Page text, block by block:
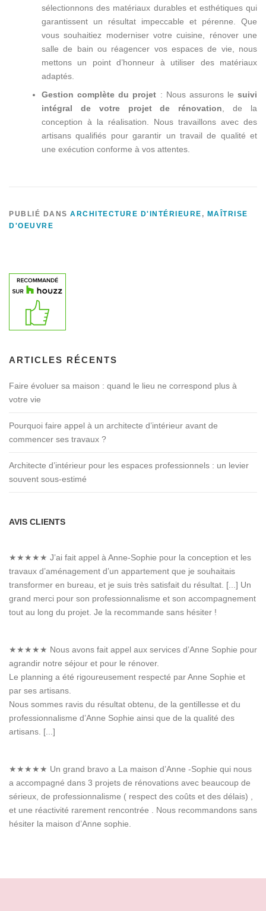
sélectionnons des matériaux durables et esthétiques qui
garantissent un résultat impeccable et pérenne. Que
vous souhaitiez moderniser votre cuisine, rénover une
salle de bain ou réagencer vos espaces de vie, nous
mettons un point d’honneur à utiliser des matériaux
adaptés.
Gestion complète du projet : Nous assurons le suivi
intégral de votre projet de rénovation , de la
conception à la réalisation. Nous travaillons avec des
artisans qualifiés pour garantir un travail de qualité et
une exécution conforme à vos attentes.
PUBLIÉ DANS ARCHITECTURE D'INTÉRIEURE , MAÎTRISE
D'OEUVRE
ARTICLES RÉCENTS
Faire évoluer sa maison : quand le lieu ne correspond plus à
votre vie
Pourquoi faire appel à un architecte d’intérieur avant de
commencer ses travaux ?
Architecte d’intérieur pour les espaces professionnels : un levier
souvent sous-estimé
AVIS CLIENTS
★★★★★ J’ai fait appel à Anne-Sophie pour la conception et les
travaux d’aménagement d’un appartement que je souhaitais
transformer en bureau, et je suis très satisfait du résultat. [...] Un
grand merci pour son professionnalisme et son accompagnement
tout au long du projet. Je la recommande sans hésiter !
★★★★★ Nous avons fait appel aux services d’Anne Sophie pour
agrandir notre séjour et pour le rénover.
Le planning a été rigoureusement respecté par Anne Sophie et
par ses artisans.
Nous sommes ravis du résultat obtenu, de la gentillesse et du
professionnalisme d’Anne Sophie ainsi que de la qualité des
artisans. [...]
★★★★★ Un grand bravo a La maison d’Anne -Sophie qui nous
a accompagné dans 3 projets de rénovations avec beaucoup de
sérieux, de professionnalisme ( respect des coûts et des délais) ,
et une réactivité rarement rencontrée . Nous recommandons sans
hésiter la maison d’Anne sophie.